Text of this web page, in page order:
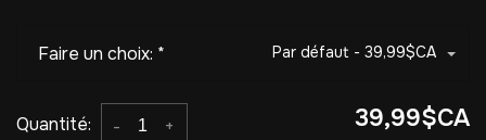
Faire un choix: * Par défaut - 39,99$CA
Quantité: +
- 39,99$CA